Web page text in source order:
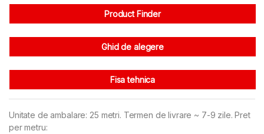
Product Finder
Ghid de alegere
Fisa tehnica
Unitate de ambalare: 25 metri. Termen de livrare ~ 7-9 zile. Pret
per metru: